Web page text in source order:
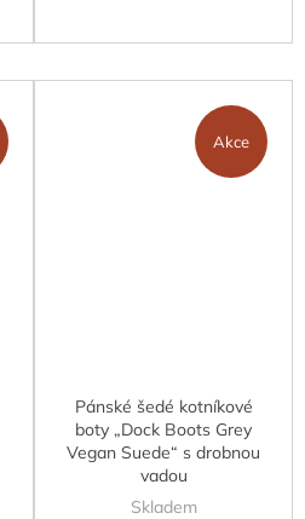
Akce
Pánské šedé kotníkové
boty „Dock Boots Grey
Vegan Suede“ s drobnou
vadou
Skladem